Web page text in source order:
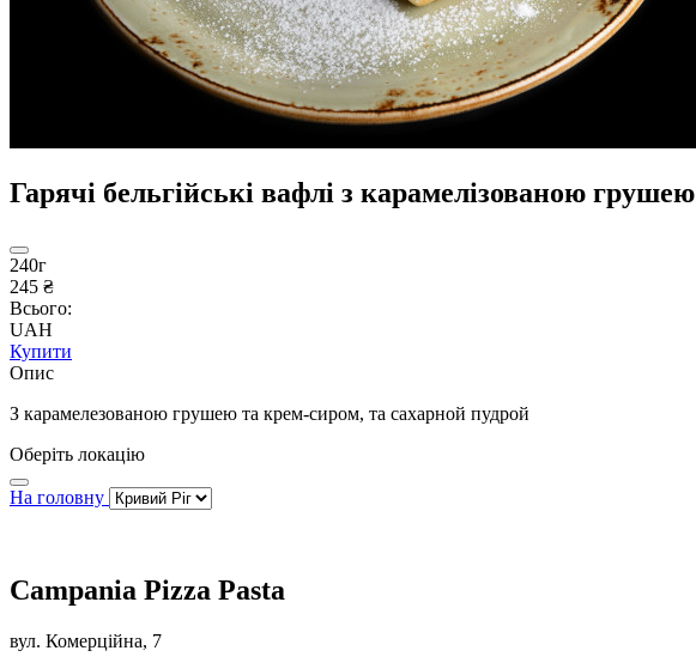
Гарячі бельгійські вафлі з карамелізованою грушею
240г
245 ₴
Всього:
UAH
Купити
Опис
З карамелезованою грушею та крем-сиром, та сахарной пудрой
Оберіть локацію
На головну
Campania Pizza Pasta
вул. Комерційна, 7